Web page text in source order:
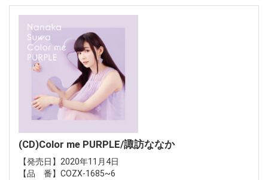
(CD)Color me PURPLE/諏訪ななか
【発売日】2020年11月4日
【品 番】COZX-1685~6